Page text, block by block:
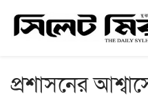
প্রশাসনের